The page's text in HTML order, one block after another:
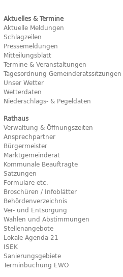
Aktuelles & Termine
Aktuelle Meldungen
Schlagzeilen
Pressemeldungen
Mitteilungsblatt
Termine & Veranstaltungen
Tagesordnung Gemeinderatssitzungen
Unser Wetter
Wetterdaten
Niederschlags- & Pegeldaten
Rathaus
Verwaltung & Öffnungszeiten
Ansprechpartner
Bürgermeister
Marktgemeinderat
Kommunale Beauftragte
Satzungen
Formulare etc.
Broschüren / Infoblätter
Behördenverzeichnis
Ver- und Entsorgung
Wahlen und Abstimmungen
Stellenangebote
Lokale Agenda 21
ISEK
Sanierungsgebiete
Terminbuchung EWO